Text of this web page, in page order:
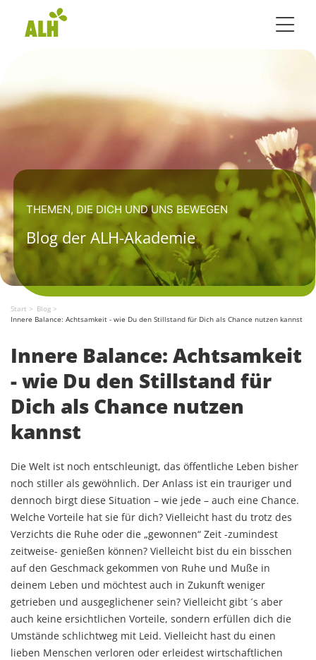
Toggle
THEMEN, DIE DICH UND UNS BEWEGEN
Blog der ALH-Akademie
Start
Blog
Innere Balance: Achtsamkeit - wie Du den Stillstand für Dich als Chance nutzen kannst
Innere Balance: Achtsamkeit
- wie Du den Stillstand für
Dich als Chance nutzen
kannst
Die Welt ist noch entschleunigt, das öffentliche Leben bisher
noch stiller als gewöhnlich. Der Anlass ist ein trauriger und
dennoch birgt diese Situation – wie jede – auch eine Chance.
Welche Vorteile hat sie für dich? Vielleicht hast du trotz des
Verzichts die Ruhe oder die „gewonnen“ Zeit -zumindest
zeitweise- genießen können? Vielleicht bist du ein bisschen
auf den Geschmack gekommen von Ruhe und Muße in
deinem Leben und möchtest auch in Zukunft weniger
getrieben und ausgeglichener sein? Vielleicht gibt ´s aber
auch keine ersichtlichen Vorteile, sondern erfüllen dich die
Umstände schlichtweg mit Leid. Vielleicht hast du einen
lieben Menschen verloren oder erleidest wirtschaftlichen